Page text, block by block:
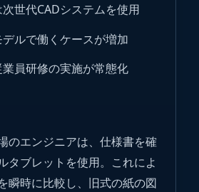
世代CADシステムを使用
ルで働くケースが増加
員研修の実施が常態化
のエンジニアは、仕様書を確
タブレットを使用。これによ
瞬時に比較し、旧式の紙の図